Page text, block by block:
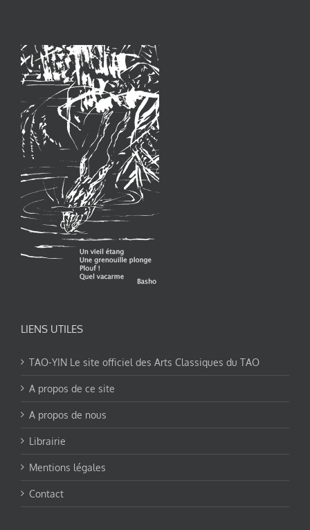
LIENS UTILES
TAO-YIN Le site officiel des Arts Classiques du TAO
A propos de ce site
A propos de nous
Librairie
Mentions légales
Contact